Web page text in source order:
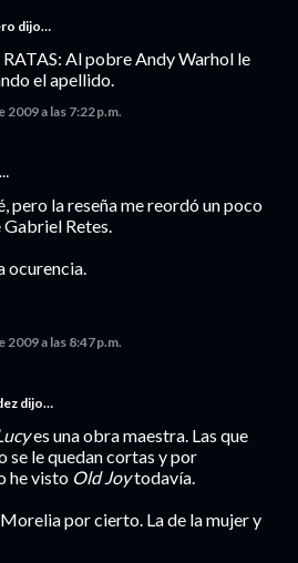
dijo…
RATAS: Al pobre Andy Warhol le
el apellido.
a las 7:22 p.m.
pero la reseña me reordó un poco
Gabriel Retes.
ocurencia.
a las 8:47 p.m.
dijo…
es una obra maestra. Las que
se le quedan cortas y por
he visto Old Joytodavía.
Morelia por cierto. La de la mujer y